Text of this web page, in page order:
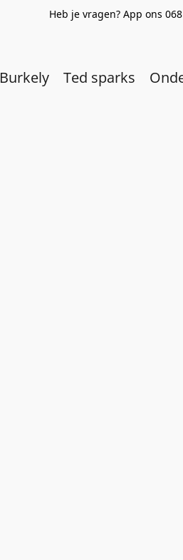
Heb je vragen? App ons
Burkely Ted sparks